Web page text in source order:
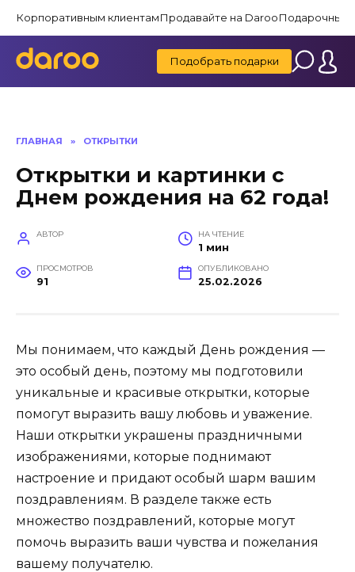
содержанию
Корпоративным клиентамПродавайте на DarooПодарочные
Подобрать подарки
ГЛАВНАЯ » ОТКРЫТКИ
Открытки и картинки с
Днем рождения на 62 года!
АВТОР НА ЧТЕНИЕ
1 мин
ПРОСМОТРОВ
91
ОПУБЛИКОВАНО
25.02.2026
Мы понимаем, что каждый День рождения —
это особый день, поэтому мы подготовили
уникальные и красивые открытки, которые
помогут выразить вашу любовь и уважение.
Наши открытки украшены праздничными
изображениями, которые поднимают
настроение и придают особый шарм вашим
поздравлениям. В разделе также есть
множество поздравлений, которые могут
помочь выразить ваши чувства и пожелания
вашему получателю.